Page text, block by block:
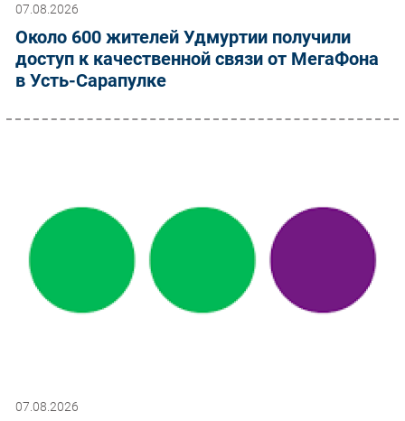
07.08.2026
Около 600 жителей Удмуртии получили
доступ к качественной связи от МегаФона
в Усть-Сарапулке
07.08.2026